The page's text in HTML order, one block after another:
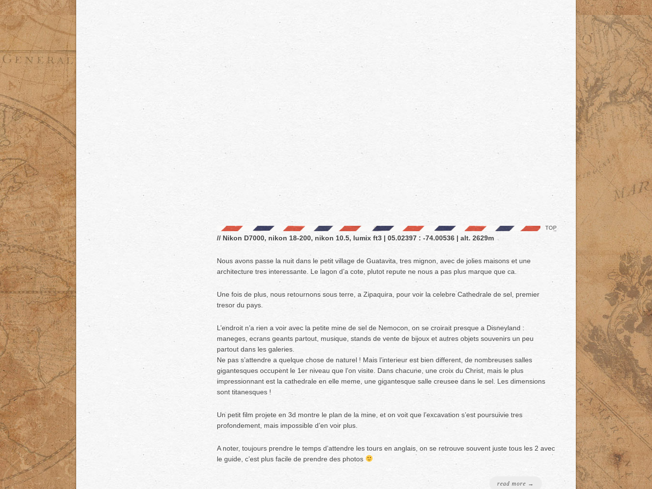
TOP
// Nikon D7000, nikon 18-200, nikon 10.5, lumix ft3 | 05.02397 : -74.00536 | alt. 2629m
Nous avons passe la nuit dans le petit village de Guatavita, tres mignon, avec de jolies maisons et une
architecture tres interessante. Le lagon d’a cote, plutot repute ne nous a pas plus marque que ca.
Une fois de plus, nous retournons sous terre, a Zipaquira, pour voir la celebre Cathedrale de sel, premier
tresor du pays.
L’endroit n’a rien a voir avec la petite mine de sel de Nemocon, on se croirait presque a Disneyland :
maneges, ecrans geants partout, musique, stands de vente de bijoux et autres objets souvenirs un peu
partout dans les galeries.
Ne pas s’attendre a quelque chose de naturel ! Mais l’interieur est bien different, de nombreuses salles
gigantesques occupent le 1er niveau que l’on visite. Dans chacune, une croix du Christ, mais le plus
impressionnant est la cathedrale en elle meme, une gigantesque salle creusee dans le sel. Les dimensions
sont titanesques !
Un petit film projete en 3d montre le plan de la mine, et on voit que l’excavation s’est poursuivie tres
profondement, mais impossible d’en voir plus.
A noter, toujours prendre le temps d’attendre les tours en anglais, on se retrouve souvent juste tous les 2 avec
le guide, c’est plus facile de prendre des photos
read more →